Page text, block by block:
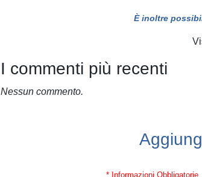
È inoltre
I commenti più recenti
Nessun commento.
* Informazioni Obbligatorie